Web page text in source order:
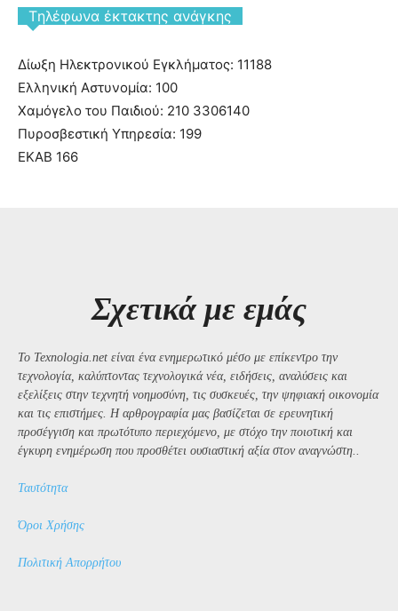
Tηλέφωνα έκτακτης ανάγκης
Δίωξη Ηλεκτρονικού Εγκλήματος: 11188
Ελληνική Αστυνομία: 100
Χαμόγελο του Παιδιού: 210 3306140
Πυροσβεστική Υπηρεσία: 199
ΕΚΑΒ 166
Σχετικά με εμάς
Το Texnologia.net είναι ένα ενημερωτικό μέσο με επίκεντρο την
τεχνολογία, καλύπτοντας τεχνολογικά νέα, ειδήσεις, αναλύσεις και
εξελίξεις στην τεχνητή νοημοσύνη, τις συσκευές, την ψηφιακή οικονομία
και τις επιστήμες. Η αρθρογραφία μας βασίζεται σε ερευνητική
προσέγγιση και πρωτότυπο περιεχόμενο, με στόχο την ποιοτική και
έγκυρη ενημέρωση που προσθέτει ουσιαστική αξία στον αναγνώστη..
Ταυτότητα
Όροι Χρήσης
Πολιτική Απορρήτου